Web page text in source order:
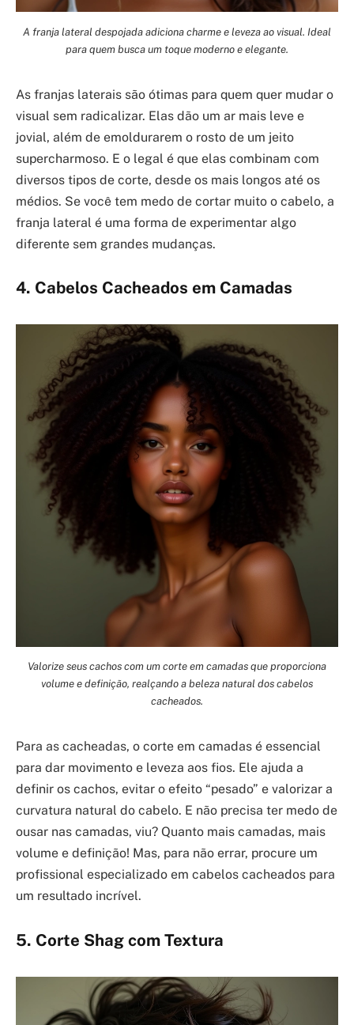
A franja lateral despojada adiciona charme e leveza ao visual. Ideal
para quem busca um toque moderno e elegante.
As franjas laterais são ótimas para quem quer mudar o
visual sem radicalizar. Elas dão um ar mais leve e
jovial, além de emoldurarem o rosto de um jeito
supercharmoso. E o legal é que elas combinam com
diversos tipos de corte, desde os mais longos até os
médios. Se você tem medo de cortar muito o cabelo, a
franja lateral é uma forma de experimentar algo
diferente sem grandes mudanças.
4. Cabelos Cacheados em Camadas
Valorize seus cachos com um corte em camadas que proporciona
volume e definição, realçando a beleza natural dos cabelos
cacheados.
Para as cacheadas, o corte em camadas é essencial
para dar movimento e leveza aos fios. Ele ajuda a
definir os cachos, evitar o efeito “pesado” e valorizar a
curvatura natural do cabelo. E não precisa ter medo de
ousar nas camadas, viu? Quanto mais camadas, mais
volume e definição! Mas, para não errar, procure um
profissional especializado em cabelos cacheados para
um resultado incrível.
5. Corte Shag com Textura